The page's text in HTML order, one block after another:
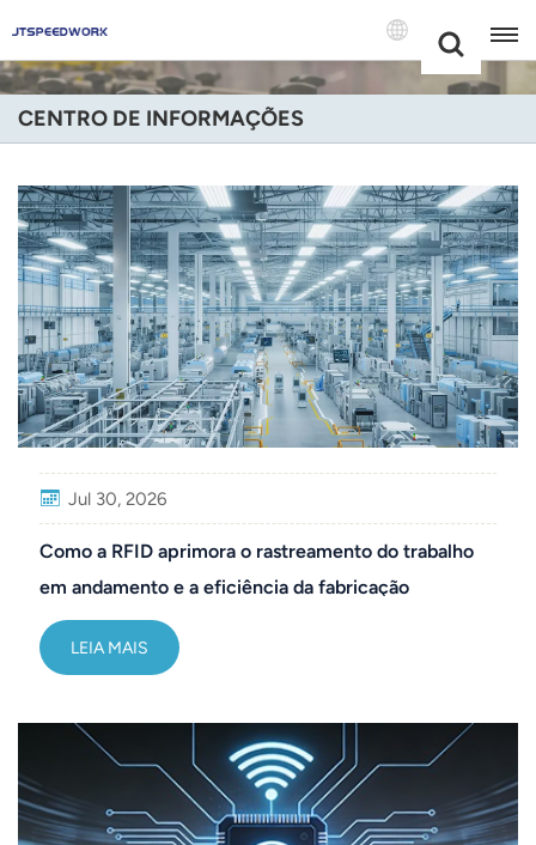
+86 -18681515767
English
Français
Deutsch
Русский
Italiano
Español
Português
Nederland
عربي
Türk
Ελληνικά
CENTRO DE INFORMAÇÕES
Jul 30, 2026
Como a RFID aprimora o rastreamento do trabalho
em andamento e a eficiência da fabricação
LEIA MAIS